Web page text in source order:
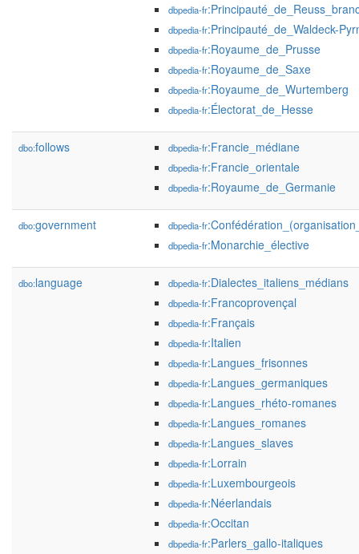
dbpedia-fr
dbpedia-fr:Principauté_de_Waldeck-
dbpedia-fr:Royaume_de_Prusse
dbpedia-fr:Royaume_de_Saxe
dbpedia-fr:Royaume_de_Wurtemberg
dbpedia-fr:Électorat_de_Hesse
dbo:follows dbpedia-fr:Francie_médiane
dbpedia-fr:Francie_orientale
dbpedia-fr:Royaume_de_Germanie
dbo:government dbpedia-fr
dbpedia-fr:Monarchie_élective
dbo:language dbpedia-fr:Dialectes_italiens_médians
dbpedia-fr:Francoprovençal
dbpedia-fr:Français
dbpedia-fr:Italien
dbpedia-fr:Langues_frisonnes
dbpedia-fr:Langues_germaniques
dbpedia-fr:Langues_rhéto-romanes
dbpedia-fr:Langues_romanes
dbpedia-fr:Langues_slaves
dbpedia-fr:Lorrain
dbpedia-fr:Luxembourgeois
dbpedia-fr:Néerlandais
dbpedia-fr:Occitan
dbpedia-fr:Parlers_gallo-italiques